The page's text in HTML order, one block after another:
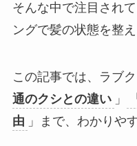
そんな中で注目され
ングで髪の状態を整
この記事では、ラブ
通のクシとの違い 」
由 」まで、わかりや